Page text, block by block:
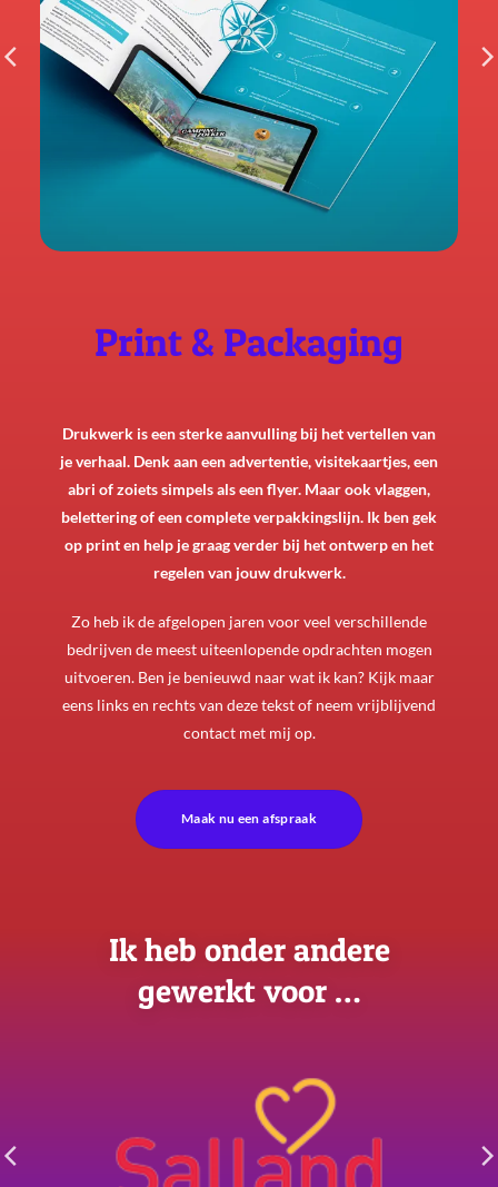
Print & Packaging
Drukwerk is een sterke aanvulling bij het vertellen van
je verhaal. Denk aan een advertentie, visitekaartjes, een
abri of zoiets simpels als een flyer. Maar ook vlaggen,
belettering of een complete verpakkingslijn. Ik ben gek
op print en help je graag verder bij het ontwerp en het
regelen van jouw drukwerk.
Zo heb ik de afgelopen jaren voor veel verschillende
bedrijven de meest uiteenlopende opdrachten mogen
uitvoeren. Ben je benieuwd naar wat ik kan? Kijk maar
eens links en rechts van deze tekst of neem vrijblijvend
contact met mij op.
Maak nu een afspraak
Ik heb onder andere
gewerkt voor …